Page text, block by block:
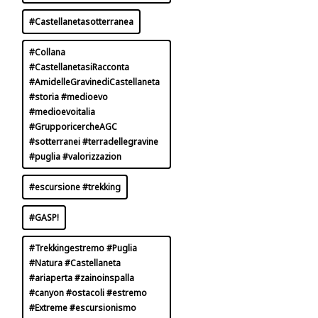
#Castellanetasotterranea
#Collana
#CastellanetasiRacconta
#AmidelleGravinediCastellaneta
#storia #medioevo
#medioevoitalia
#GrupporicercheAGC
#sotterranei #terradellegravine
#puglia #valorizzazion
#escursione #trekking
#GASP!
#Trekkingestremo #Puglia
#Natura #Castellaneta
#ariaperta #zainoinspalla
#canyon #ostacoli #estremo
#Extreme #escursionismo